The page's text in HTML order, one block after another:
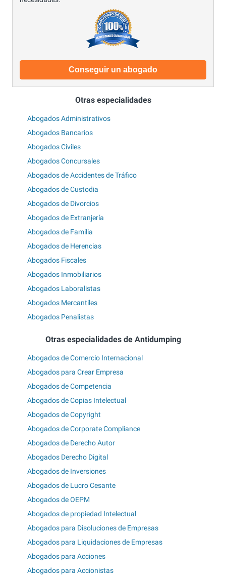
Conseguir un abogado
Otras especialidades
Abogados Administrativos
Abogados Bancarios
Abogados Civiles
Abogados Concursales
Abogados de Accidentes de Tráfico
Abogados de Custodia
Abogados de Divorcios
Abogados de Extranjería
Abogados de Familia
Abogados de Herencias
Abogados Fiscales
Abogados Inmobiliarios
Abogados Laboralistas
Abogados Mercantiles
Abogados Penalistas
Otras especialidades de Antidumping
Abogados de Comercio Internacional
Abogados para Crear Empresa
Abogados de Competencia
Abogados de Copias Intelectual
Abogados de Copyright
Abogados de Corporate Compliance
Abogados de Derecho Autor
Abogados Derecho Digital
Abogados de Inversiones
Abogados de Lucro Cesante
Abogados de OEPM
Abogados de propiedad Intelectual
Abogados para Disoluciones de Empresas
Abogados para Liquidaciones de Empresas
Abogados para Acciones
Abogados para Accionistas